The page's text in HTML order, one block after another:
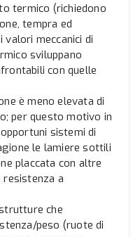
termico (richiedono
tempra ed
valori meccanici di
sviluppano
con quelle
è meno elevata di
per questo motivo in
sistemi di
le lamiere sottili
placcata con altre
a
che
peso (ruote di